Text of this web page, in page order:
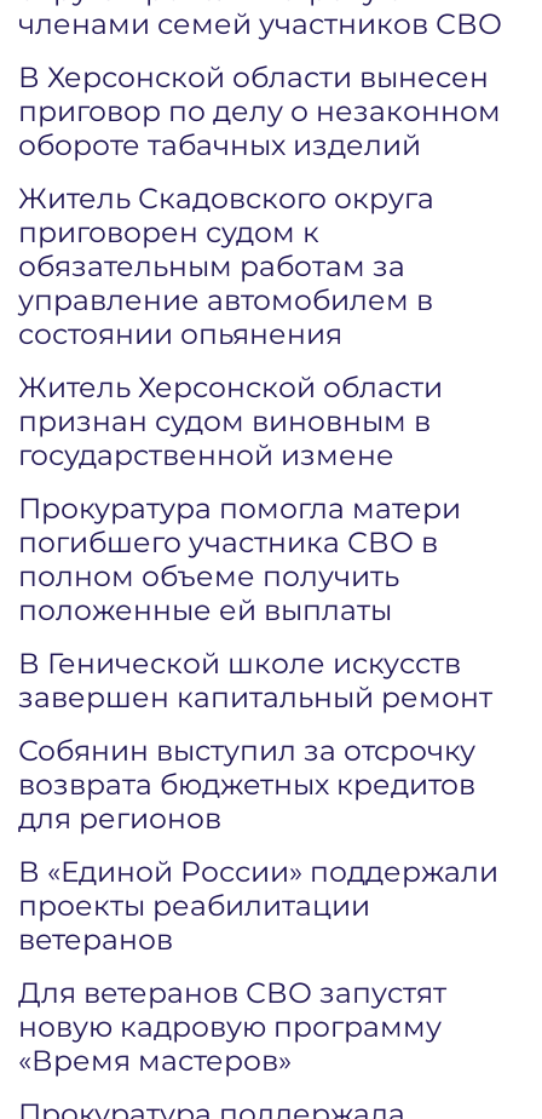
членами семей участников СВО
В Херсонской области вынесен
приговор по делу о незаконном
обороте табачных изделий
Житель Скадовского округа
приговорен судом к
обязательным работам за
управление автомобилем в
состоянии опьянения
Житель Херсонской области
признан судом виновным в
государственной измене
Прокуратура помогла матери
погибшего участника СВО в
полном объеме получить
положенные ей выплаты
В Генической школе искусств
завершен капитальный ремонт
Собянин выступил за отсрочку
возврата бюджетных кредитов
для регионов
В «Единой России» поддержали
проекты реабилитации
ветеранов
Для ветеранов СВО запустят
новую кадровую программу
«Время мастеров»